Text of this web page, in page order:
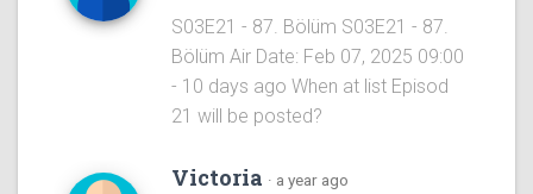
S03E21 - 87. Bölüm S03E21 - 87.
Bölüm Air Date: Feb 07, 2025 09:00
- 10 days ago When at list Episod
21 will be posted?
Victoria · a year ago